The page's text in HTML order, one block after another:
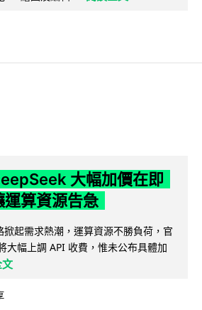
大幅加價在即
算資源告急
起需求熱潮，運算資源不勝負荷，官
大幅上調 API 收費，惟未公布具體加
文